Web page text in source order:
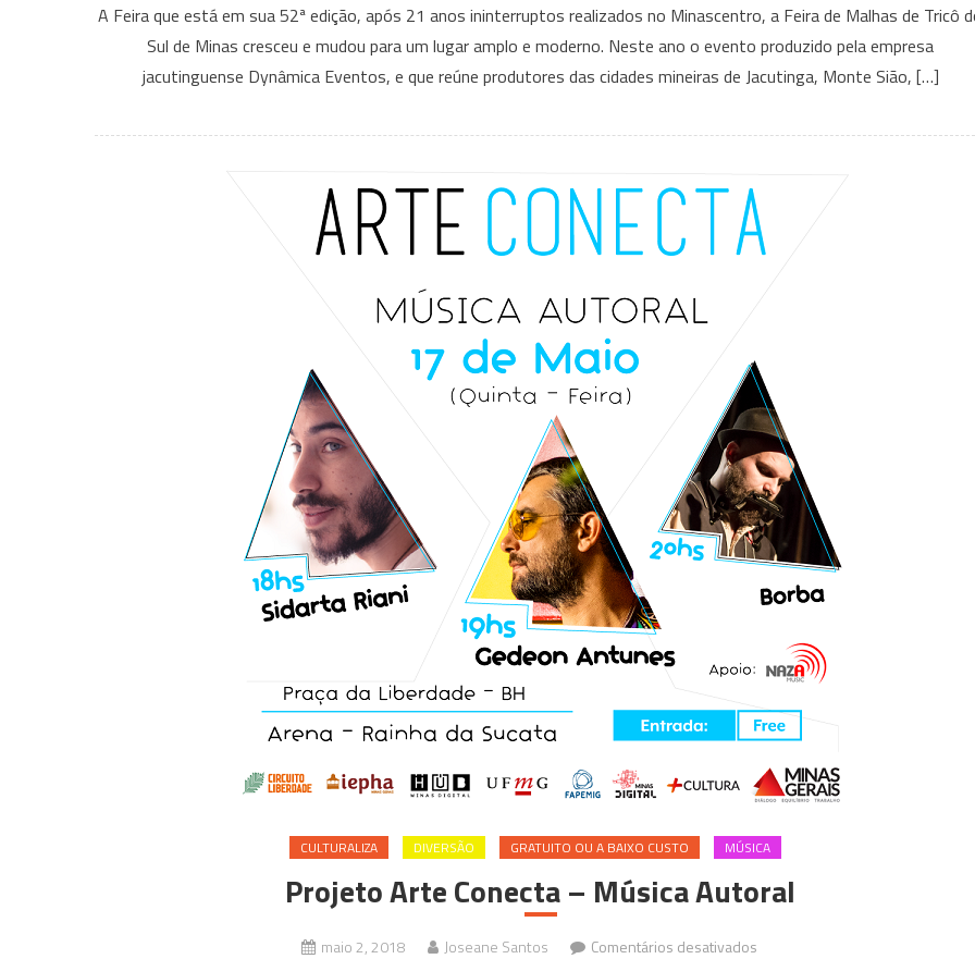
de
Malhas
de
do
Minas
A Feira que está em sua 52ª edição, após 21 anos ininterruptos realizados no Minascentro, a Feira de Malhas de Tricô
Sul de Minas cresceu e mudou para um lugar amplo e moderno. Neste ano o evento produzido pela empresa
jacutinguense Dynâmica Eventos, e que reúne produtores das cidades mineiras de Jacutinga, Monte Sião, […]
CULTURALIZA DIVERSÃO GRATUITO OU A BAIXO CUSTO MÚSICA
Projeto Arte Conecta – Música Autoral
maio 2, 2018 Joseane Santos Comentários desativados